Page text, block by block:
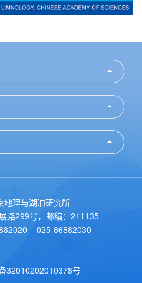
地理与湖泊研究所
路299号，邮编：211135
025-86882030
32010202010378号